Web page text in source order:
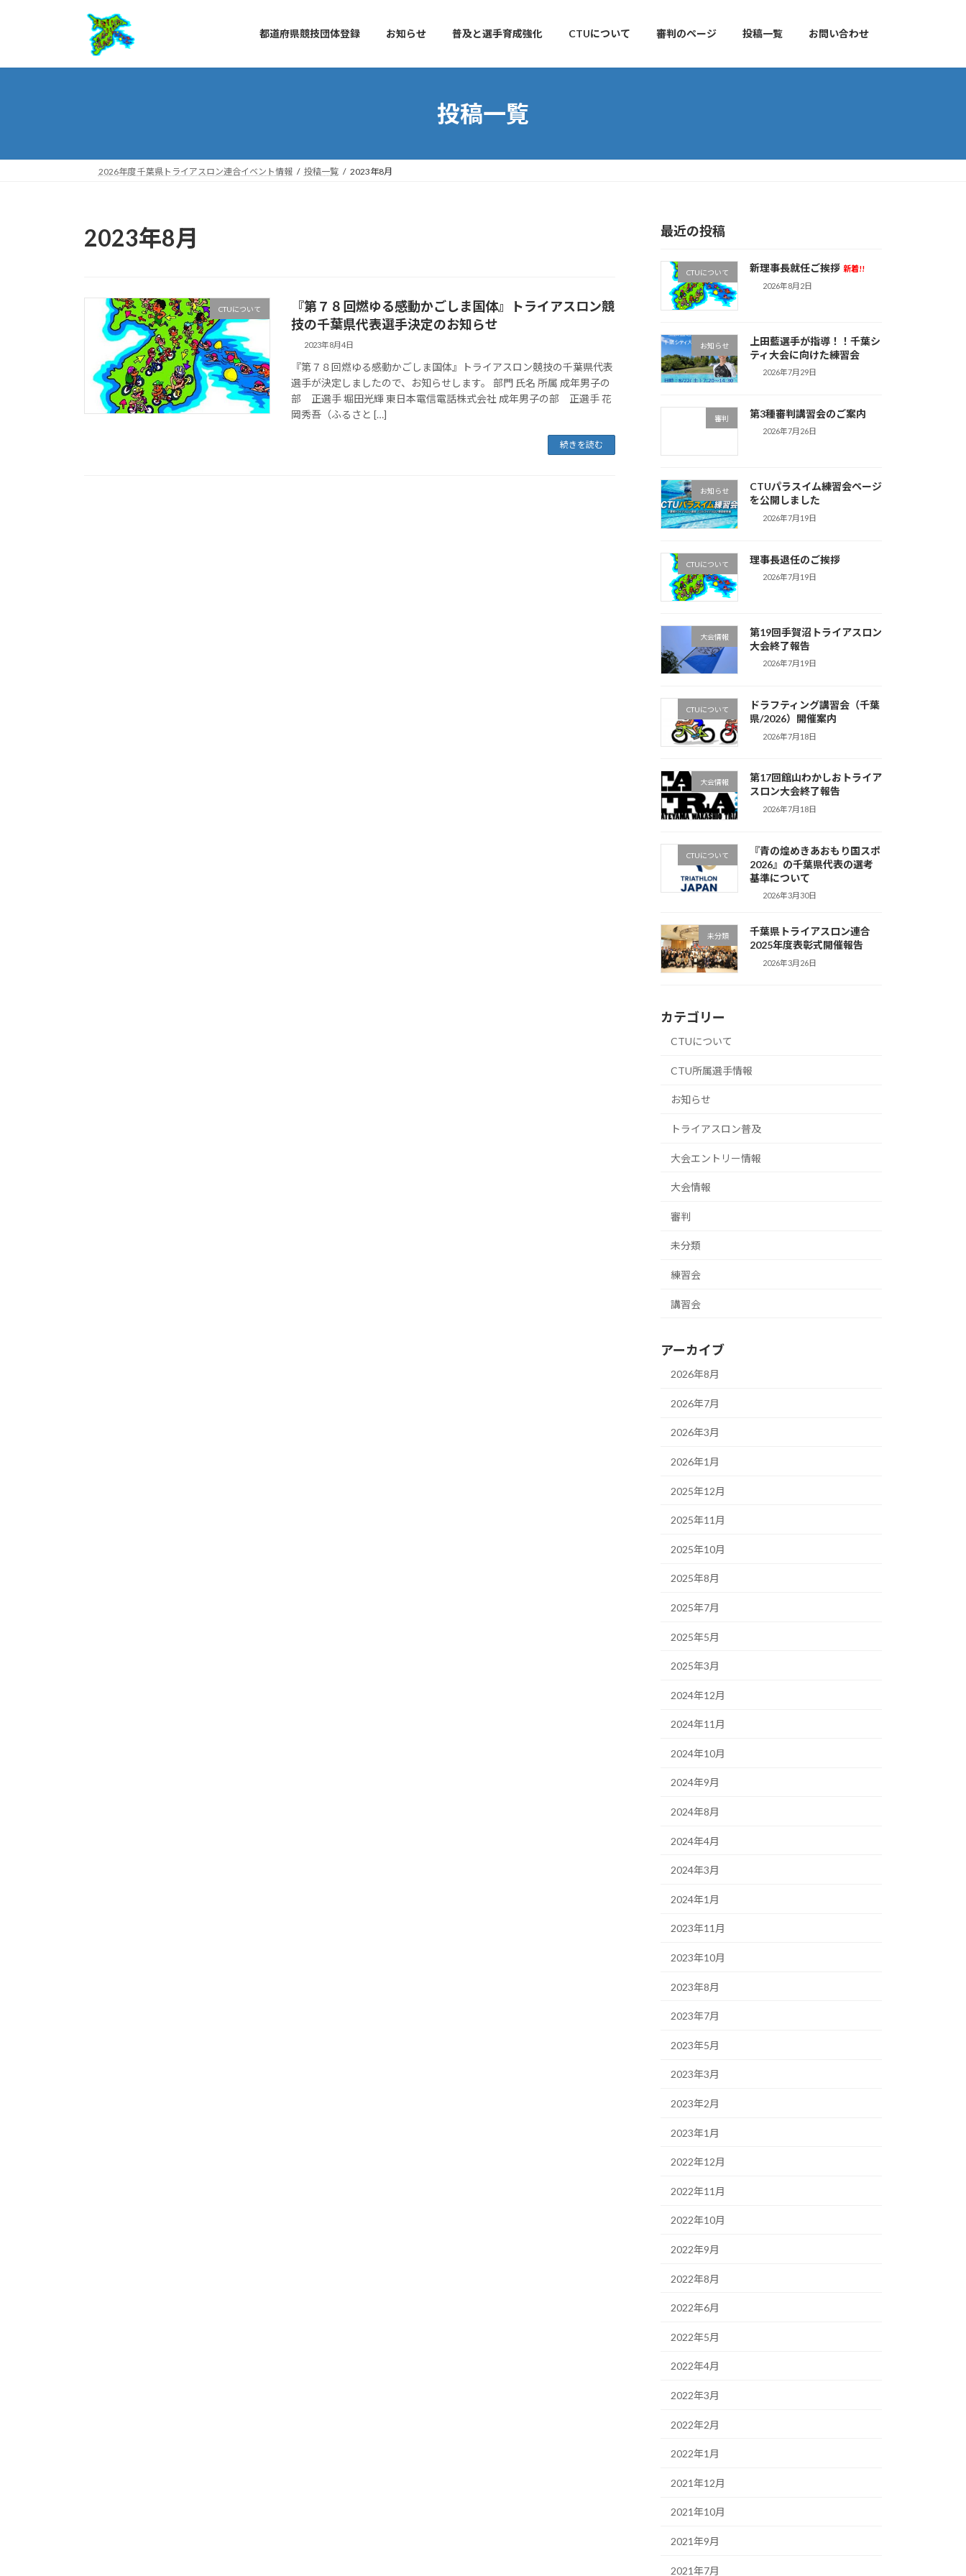
プ
動
都道府県競技団体登録 お知らせ 普及と選手育成強化 CTUについて 審判のページ 投稿一覧 お問い合わせ
投稿一覧
2026年度 千葉県トライアスロン連合イベント情報 投稿一覧 2023年8月
2023年8月
CTUについて
『第７８回燃ゆる感動かごしま国体』トライアスロン競
技の千葉県代表選手決定のお知らせ
2023年8月4日
『第７８回燃ゆる感動かごしま国体』トライアスロン競技の千葉県代表
選手が決定しましたので、お知らせします。 部門 氏名 所属 成年男子の
部 正選手 堀田光輝 東日本電信電話株式会社 成年男子の部 正選手 花
岡秀吾（ふるさと […]
続きを読む
最近の投稿
CTUについて 新理事長就任ご挨拶 新着!!
2026年8月2日
お知らせ
上田藍選手が指導！！千葉シ
ティ大会に向けた練習会
2026年7月29日
審判 第3種審判講習会のご案内
2026年7月26日
お知らせ
CTUパラスイム練習会ページ
を公開しました
2026年7月19日
CTUについて 理事長退任のご挨拶
2026年7月19日
大会情報
第19回手賀沼トライアスロン
大会終了報告
2026年7月19日
CTUについて
ドラフティング講習会（千葉
県/2026）開催案内
2026年7月18日
大会情報
第17回館山わかしおトライア
スロン大会終了報告
2026年7月18日
CTUについて
『青の煌めきあおもり国スポ
2026』の千葉県代表の選考
基準について
2026年3月30日
未分類
千葉県トライアスロン連合
2025年度表彰式開催報告
2026年3月26日
カテゴリー
CTUについて
CTU所属選手情報
お知らせ
トライアスロン普及
大会エントリー情報
大会情報
審判
未分類
練習会
講習会
アーカイブ
2026年8月
2026年7月
2026年3月
2026年1月
2025年12月
2025年11月
2025年10月
2025年8月
2025年7月
2025年5月
2025年3月
2024年12月
2024年11月
2024年10月
2024年9月
2024年8月
2024年4月
2024年3月
2024年1月
2023年11月
2023年10月
2023年8月
2023年7月
2023年5月
2023年3月
2023年2月
2023年1月
2022年12月
2022年11月
2022年10月
2022年9月
2022年8月
2022年6月
2022年5月
2022年4月
2022年3月
2022年2月
2022年1月
2021年12月
2021年10月
2021年9月
2021年7月